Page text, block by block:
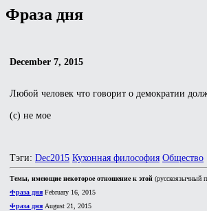
Фраза дня
December 7, 2015
Любой человек что говорит о демократии
(с) не мое
Тэги: Dec2015 Кухонная философия Общество
Темы, имеющие некоторое отношение к этой (русскоязычный
Фраза дня February 16, 2015
Фраза дня August 21, 2015